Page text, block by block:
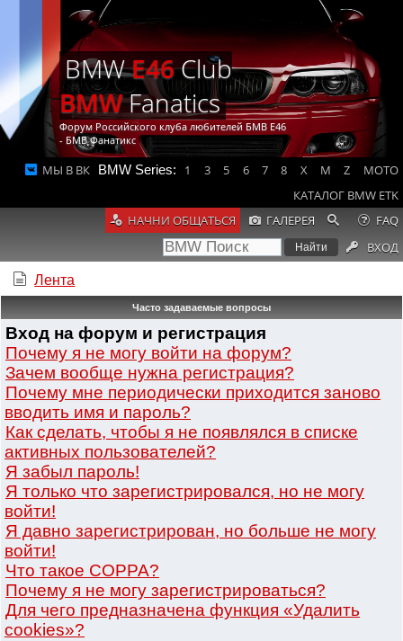
BMWE46Club
BMWFanatics
Форум Российского клуба любителей БМВ Е46
- БМВ Фанатикс
МЫ В ВК BMW Series: 1 3 5 6 7 8 X M Z
MOTO
КАТАЛОГ BMW ETK
НАЧНИ ОБЩАТЬСЯ
ГАЛЕРЕЯ
FAQ
ВХОД
Лента
Часто задаваемые вопросы
Вход на форум и регистрация
Почему я не могу войти на форум?
Зачем вообще нужна регистрация?
Почему мне периодически приходится заново
вводить имя и пароль?
Как сделать, чтобы я не появлялся в списке
активных пользователей?
Я забыл пароль!
Я только что зарегистрировался, но не могу
войти!
Я давно зарегистрирован, но больше не могу
войти!
Что такое COPPA?
Почему я не могу зарегистрироваться?
Для чего предназначена функция «Удалить
cookies»?